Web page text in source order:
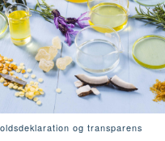
og transparens